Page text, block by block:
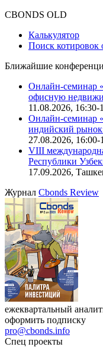
CBONDS OLD
Калькулятор
Поиск котировок
Ближайшие
Онлайн-семинар
офисную
11.08.2026, 16:30-
Онлайн-семинар
индийский
27.08.2026,
VIII
Республики
17.09.2026,
Журнал Cbonds Review
ежеквартальный
оформить подписку
pro@cbonds.info
Спец проекты